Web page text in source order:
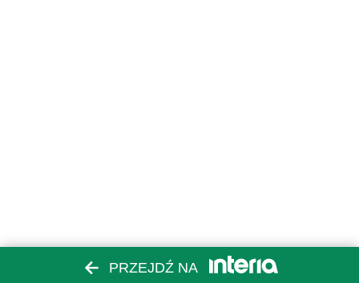
PRZEJDŹ NA